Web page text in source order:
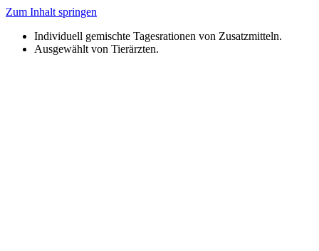
Zum Inhalt springen
Individuell gemischte Tagesrationen von Zusatzmitteln.
Ausgewählt von Tierärzten.